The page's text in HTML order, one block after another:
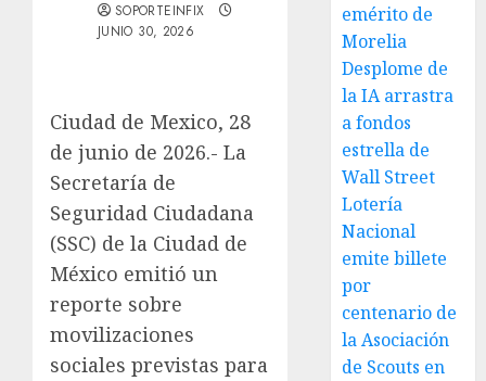
SOPORTEINFIX
JUNIO 30, 2026
Ciudad de Mexico, 28
de junio de 2026.- La
Secretaría de
Seguridad Ciudadana
(SSC) de la Ciudad de
México emitió un
reporte sobre
movilizaciones
sociales previstas para
emérito de
Morelia
Desplome de
la IA arrastra
a fondos
estrella de
Wall Street
Lotería
Nacional
emite billete
por
centenario de
la Asociación
de Scouts en